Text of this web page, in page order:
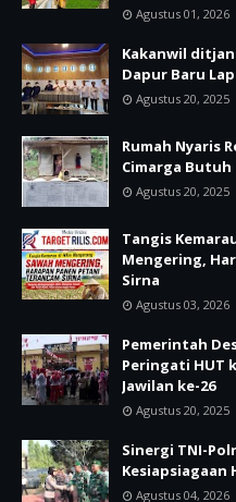
Agustus 01, 2026
Kakanwil
Dapur Baru
Agustus 20, 2025
Rumah Nyaris
Cimarga
Agustus 20, 2025
Tangis
Mengering,
Sirna
Agustus 03, 2026
Pemerintah
Peringati HUT
Jawilan ke-26
Agustus 20, 2025
Sinergi TNI-
Kesiapsiagaan
Agustus 04, 2026